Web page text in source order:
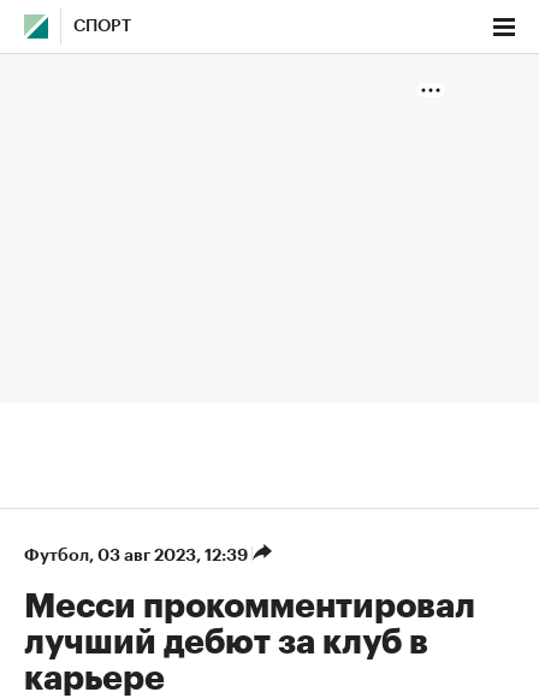
СПОРТ
Футбол⁠, 03 авг 2023, 12:39
Месси прокомментировал
лучший дебют за клуб в
карьере